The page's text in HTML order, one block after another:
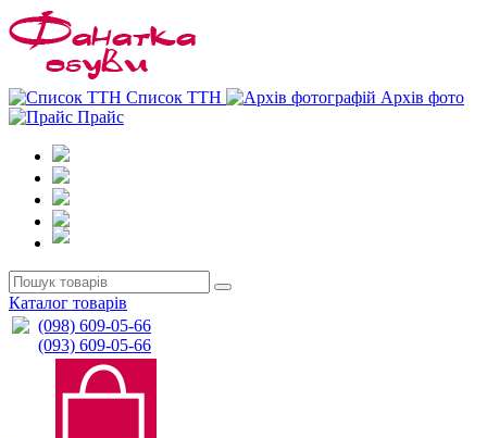
Список ТТН
Архів фото
Прайс
Каталог товарів
(098) 609-05-66
(093) 609-05-66